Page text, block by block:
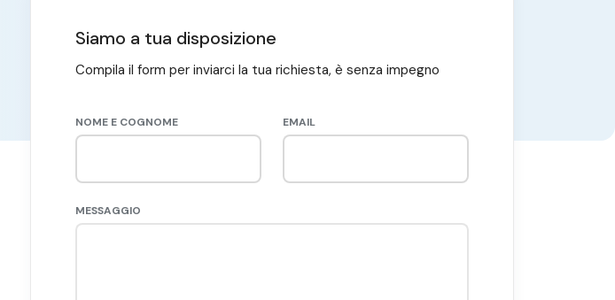
Siamo a tua disposizione
Compila il form per inviarci la tua richiesta, è senza impegno
NOME E COGNOME EMAIL
MESSAGGIO